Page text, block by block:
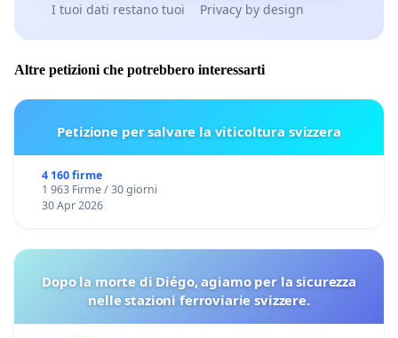
I tuoi dati restano tuoi Privacy by design
Altre petizioni che potrebbero interessarti
Petizione per salvare la viticoltura svizzera
4 160 firme
1 963 Firme / 30 giorni
30 Apr 2026
Dopo la morte di Diégo, agiamo per la sicurezza
nelle stazioni ferroviarie svizzere.